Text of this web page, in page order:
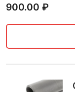
900.00 ₽